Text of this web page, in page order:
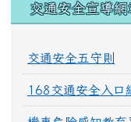
交通安全宣導網
交通安全五守則
168交通安全入口